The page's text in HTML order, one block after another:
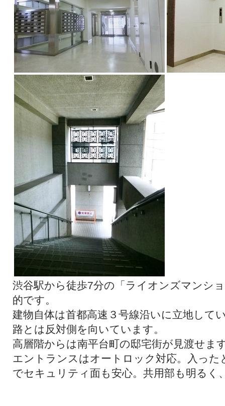
渋谷駅から徒歩7分の「ライオンズマンシ
的です。
建物自体は首都高速３号線沿いに立地して
路とは反対側を向いています。
高層階からは南平台町の邸宅街が見渡せま
エントランスはオートロック対応。入った
でセキュリティ面も安心。共用部も明るく